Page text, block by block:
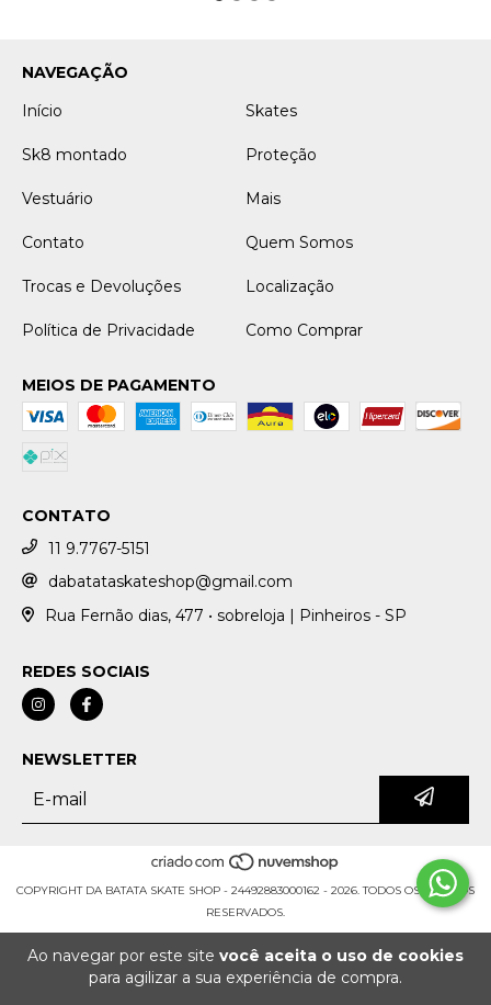
Ao navegar por este site você aceita o uso de cookies
para agilizar a sua experiência de compra.
NAVEGAÇÃO
Início
Skates
Sk8 montado Proteção
Vestuário Mais
Contato Quem Somos
Trocas e Devoluções Localização
Política de Privacidade Como Comprar
MEIOS DE PAGAMENTO
CONTATO
11 9.7767-5151
dabatataskateshop@gmail.com
Rua Fernão dias, 477 • sobreloja | Pinheiros - SP
REDES SOCIAIS
NEWSLETTER
COPYRIGHT DA BATATA SKATE SHOP - 24492883000162 - 2026. TODOS OS DIREITOS
RESERVADOS.